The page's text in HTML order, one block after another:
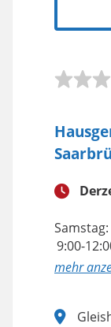
Samstag:
9:00-